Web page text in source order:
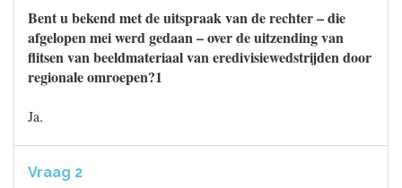
Bent u bekend met de uitspraak van de rechter – die
afgelopen mei werd gedaan – over de uitzending van
flitsen van beeldmateriaal van eredivisiewedstrijden door
regionale omroepen?1
Ja.
Vraag 2